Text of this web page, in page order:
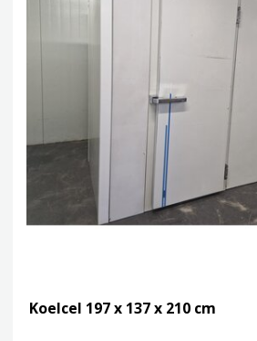
Koelcel 197 x 137 x 210 cm